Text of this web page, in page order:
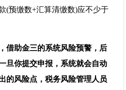
(预缴数+汇算清缴数)应不少于
借助金三的系统风险预警，后
旦你提交申报，系统就会自动
的风险点，税务风险管理人员